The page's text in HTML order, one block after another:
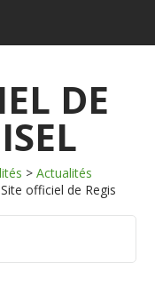
DE
> Actualités
officiel de Regis